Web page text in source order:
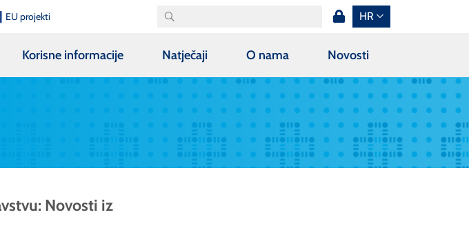
EU projekti HR
Korisne informacije Natječaji O nama Novosti
Novosti iz